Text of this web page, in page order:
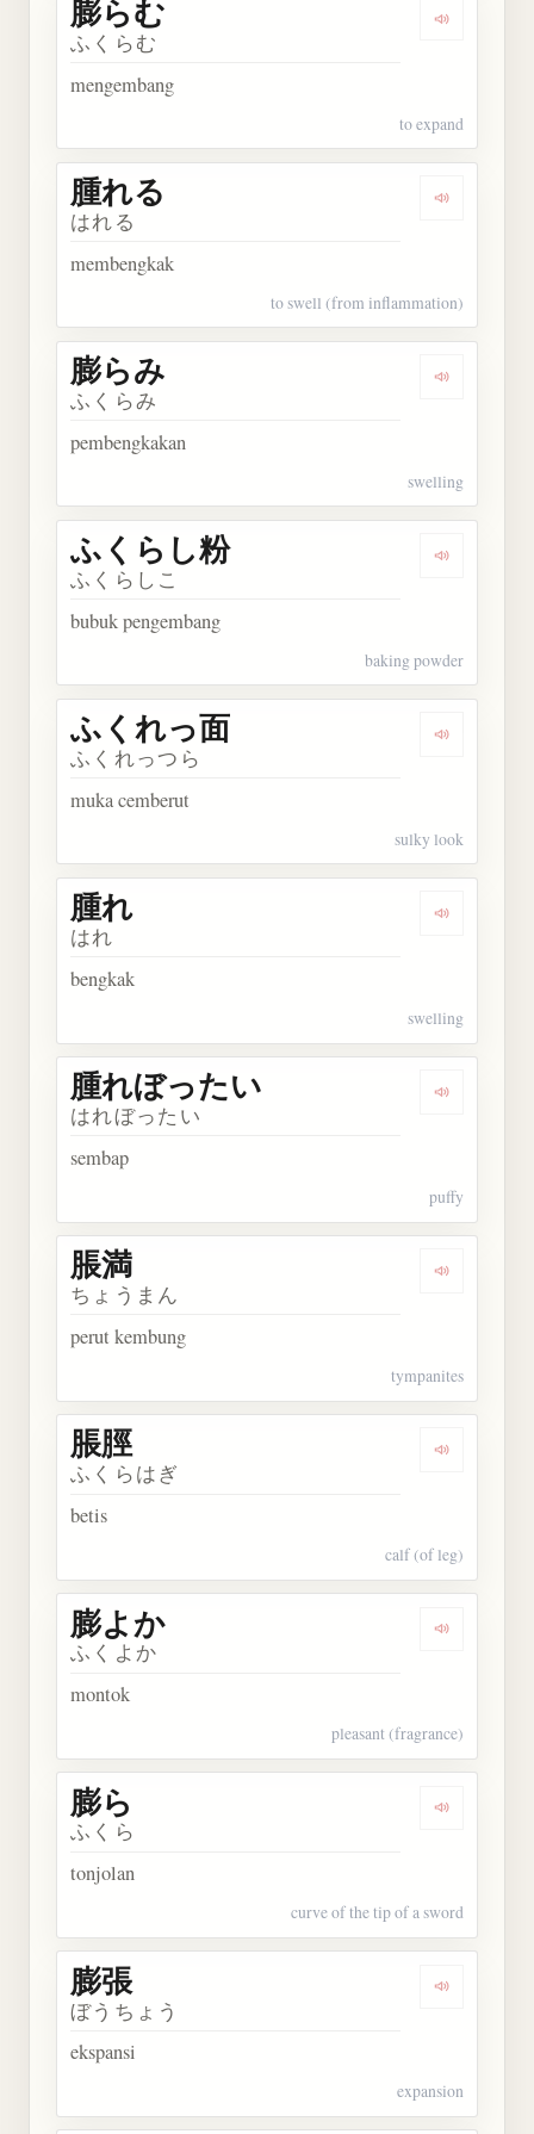
Dengarkan
膨らむ
ふくらむ
mengembang
to expand
Dengarkan
腫れる
はれる
membengkak
to swell (from inflammation)
Dengarkan
膨らみ
ふくらみ
pembengkakan
swelling
Dengarkan
ふくらし粉
ふくらしこ
bubuk pengembang
baking powder
Dengarkan
ふくれっ面
ふくれっつら
muka cemberut
sulky look
Dengarkan
腫れ
はれ
bengkak
swelling
Dengarkan
腫れぼったい
はれぼったい
sembap
puffy
Dengarkan
脹満
ちょうまん
perut kembung
tympanites
Dengarkan
脹脛
ふくらはぎ
betis
calf (of leg)
Dengarkan
膨よか
ふくよか
montok
pleasant (fragrance)
Dengarkan
膨ら
ふくら
tonjolan
curve of the tip of a sword
Dengarkan
膨張
ぼうちょう
ekspansi
expansion